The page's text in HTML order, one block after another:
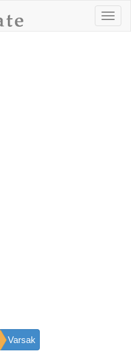
Varsak